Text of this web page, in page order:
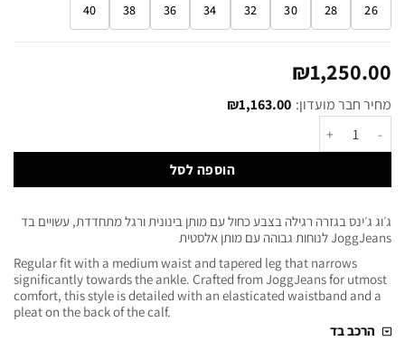
26
28
30
32
34
36
38
40
₪1,250.00
מחיר חבר מועדון: ₪1,163.00
הוספה לסל
ג׳וג ג׳ינס בגזרה רגילה בצבע כחול עם מותן בינונית ורגל מתחדדת, עשויים בד
JoggJeans לנוחות גבוהה עם מותן אלסטית
Regular fit with a medium waist and tapered leg that narrows
significantly towards the ankle. Crafted from JoggJeans for utmost
comfort, this style is detailed with an elasticated waistband and a
pleat on the back of the calf.
הרכב בד